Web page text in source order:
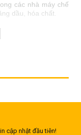
các nhà máy chế
dầu, hóa chất.
cập nhật đầu tiên!